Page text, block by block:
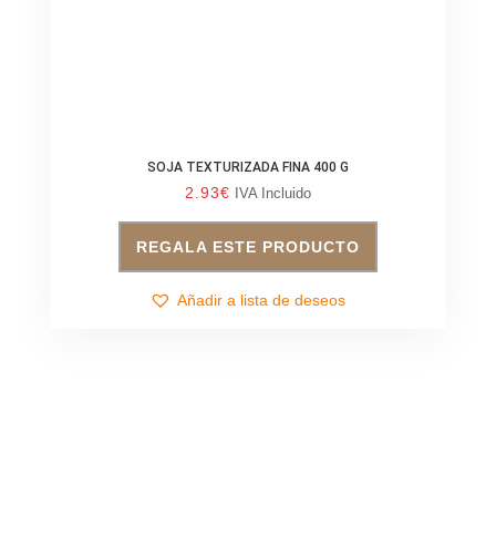
SOJA TEXTURIZADA FINA 400 G
2.93€ IVA Incluido
REGALA ESTE PRODUCTO
Añadir a lista de deseos